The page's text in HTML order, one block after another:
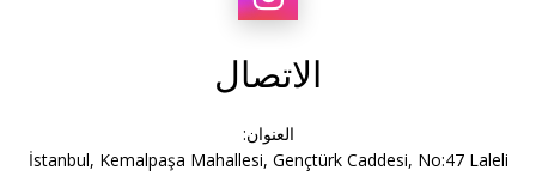
الاتصال
العنوان:
İstanbul, Kemalpaşa Mahallesi, Gençtürk Caddesi, No:47 Laleli